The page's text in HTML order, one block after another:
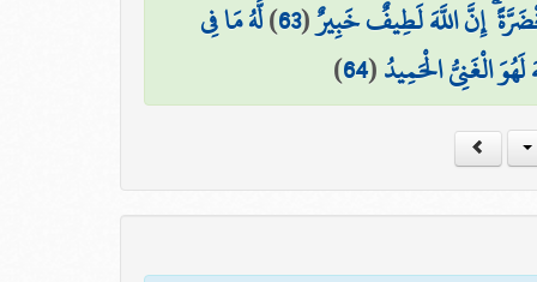
إِنَّ اللَّهَ لَطِيفٌ خَبِيرٌ(
63
)لَّهُ مَا فِي
الْغَنِيُّ الْحَمِيدُ(
64
)